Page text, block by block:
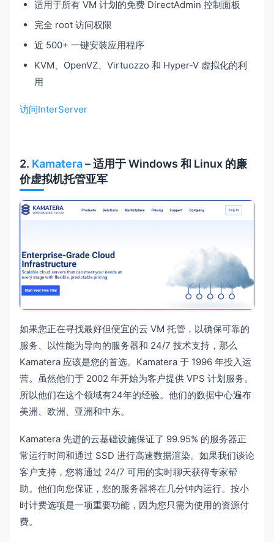
适用于所有 VM 计划的免费 DirectAdmin 控制面板
完全 root 访问权限
近 500+ 一键安装应用程序
KVM、OpenVZ、Virtuozzo 和 Hyper-V 虚拟化的利
用
访问InterServer
2. Kamatera– 适用于 Windows 和 Linux 的廉
价虚拟机托管亚军
如果您正在寻找最好但便宜的云 VM 托管，以确保可靠的
服务、以性能为导向的服务器和 24/7 技术支持，那么
Kamatera 应该是您的首选。Kamatera 于 1996 年投入运
营。虽然他们于 2002 年开始为客户提供 VPS 计划服务。
所以他们在这个领域有24年的经验。他们的数据中心遍布
美洲、欧洲、亚洲和中东。
Kamatera 先进的云基础设施保证了 99.95% 的服务器正
常运行时间和通过 SSD 进行高速数据渲染。如果我们谈论
客户支持，您将通过 24/7 可用的实时聊天获得专家帮
助。他们向您保证，您的服务器将在几分钟内运行。按小
时计费选项是一项重要功能，因为您只需为使用的资源付
费。